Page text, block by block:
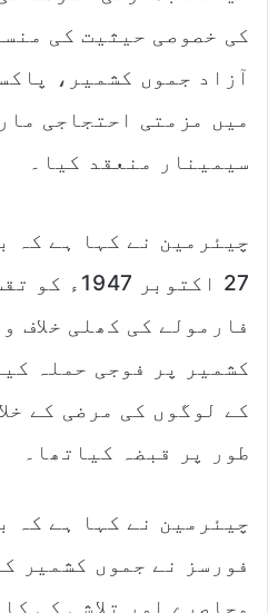
کی خصوصی حیثیت کی
آزاد جموں کشمیر،
میں مزمتی احتجاجی
سیمینار منعقد کیا۔
چیئرمین نے کہا ہے کہ
27 اکتوبر
فارمولے کی کھلی خلاف
کشمیر پر فوجی حملہ
کے لوگوں کی مرضی کے
طور پر قبضہ کیاتھا۔
چیئرمین نے کہا ہے کہ
فورسز نے جموں کشمیر
محاصرے اور تلاشی کی